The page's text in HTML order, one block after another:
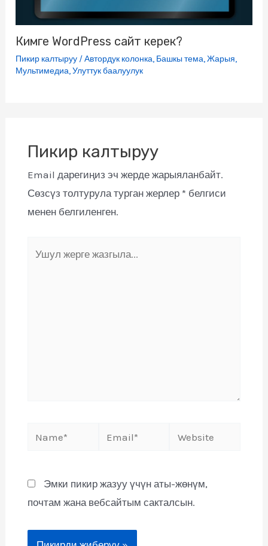
Кимге WordPress сайт керек?
Пикир калтыруу /Автордук колонка, Башкы тема,Жарыя,
Мультимедиа,Улуттук баалуулук
Пикир калтыруу
Email дарегиңиз эч жерде жарыяланбайт.
Сөзсүз толтурула турган жерлер * белгиси
менен белгиленген.
Эмки пикир жазуу үчүн аты-жөнүм,
почтам жана вебсайтым сакталсын.